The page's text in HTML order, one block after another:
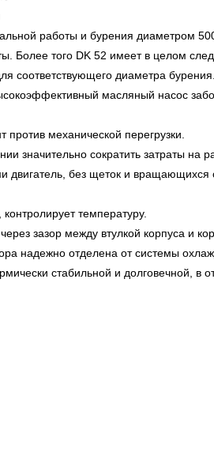
работы и бурения диаметром
Более того DK 52 имеет в целом
соответствующего диаметра бурения.
масляный насос
механической перегрузки.
значительно сократить затраты на
без щеток и
температуру.
зазор между втулкой корпуса и
надежно отделена от системы
стабильной и долговечной, в